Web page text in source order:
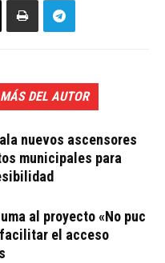
MÁS DEL AUTOR
nuevos ascensores
municipales para
al proyecto «No puc
el acceso